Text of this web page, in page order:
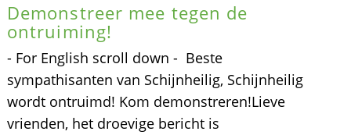
Demonstreer mee tegen de
ontruiming!
- For English scroll down - Beste
sympathisanten van Schijnheilig, Schijnheilig
wordt ontruimd! Kom demonstreren!Lieve
vrienden, het droevige bericht is